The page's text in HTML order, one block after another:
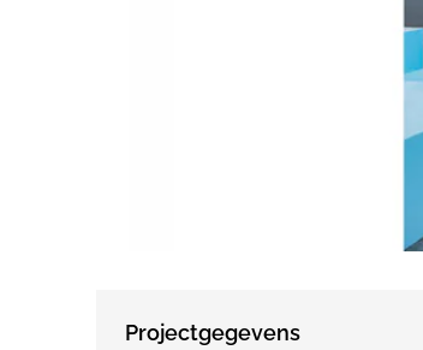
Projectgegevens